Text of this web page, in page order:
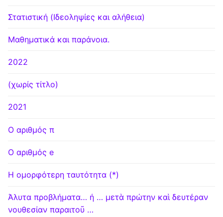
Στατιστική (Ιδεοληψίες και αλήθεια)
Μαθηματικά και παράνοια.
2022
(χωρίς τίτλο)
2021
Ο αριθμός π
Ο αριθμός e
Η ομορφότερη ταυτότητα (*)
Άλυτα προβλήματα… ή … μετὰ πρώτην καὶ δευτέραν
νουθεσίαν παραιτοῦ …